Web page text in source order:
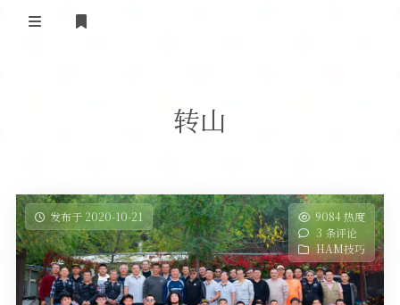
关于黄河
黄河使命
黄河新闻
政策法规
活动竞赛
行业新闻
无线电资料
BA4II
图文教程
器材专区
车载类别
编号申请
转山
发布于 2020-10-21
9084 热度
3 条评论
HAM技巧